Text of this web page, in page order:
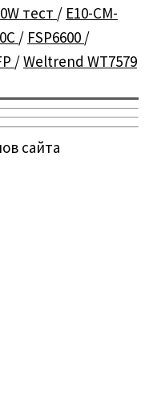
тест / E10-CM-
/ FSP6600 /
/Weltrend WT7579
сайта